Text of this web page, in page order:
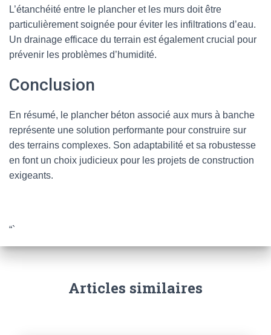
L’étanchéité entre le plancher et les murs doit être
particulièrement soignée pour éviter les infiltrations d’eau.
Un drainage efficace du terrain est également crucial pour
prévenir les problèmes d’humidité.
Conclusion
En résumé, le plancher béton associé aux murs à banche
représente une solution performante pour construire sur
des terrains complexes. Son adaptabilité et sa robustesse
en font un choix judicieux pour les projets de construction
exigeants.
“`
Articles similaires